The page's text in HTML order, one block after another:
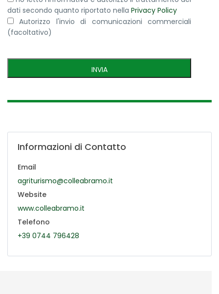
dati secondo quanto riportato nella Privacy Policy
Autorizzo l'invio di comunicazioni commerciali
(facoltativo)
Informazioni di Contatto
Email
agriturismo@colleabramo.it
Website
www.colleabramo.it
Telefono
+39 0744 796428